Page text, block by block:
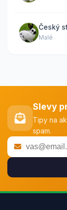
Český
Malé
Slevy
Tipy na
spam.